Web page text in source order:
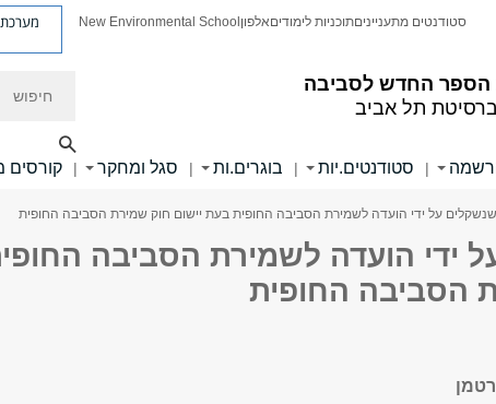
הספר החדש לסביבה
תל אביב
סטודנטים מתענייניםתוכניות לימודיםאלפון New Environmental School מערכת
| סטודנטים.יות | בוגרים.ות | סגל ומחקר | קורסים
על ידי הועדה לשמירת הסביבה החופית בעת יישום חוק שמירת הסביבה החופית
ידי הועדה לשמירת הסביבה
הסביבה החופית